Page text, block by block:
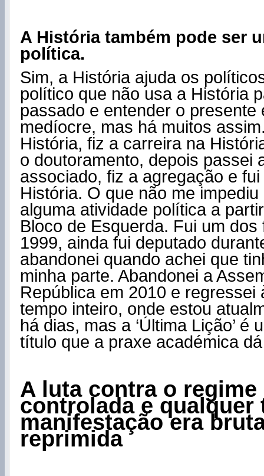
A História também pode ser
política.
Sim, a História ajuda os
político que não usa a História
passado e entender o presente
medíocre, mas há muitos
História, fiz a carreira na
o doutoramento, depois passei
associado, fiz a agregação e
História. O que não me
alguma atividade política a
Bloco de Esquerda. Fui um
1999, ainda fui deputado
abandonei quando achei que
minha parte. Abandonei a
República em 2010 e regressei
tempo inteiro, onde estou
há dias, mas a ‘Última Lição’ é
título que a praxe académica
A luta contra o
controlada e qualquer
manifestação era
reprimida